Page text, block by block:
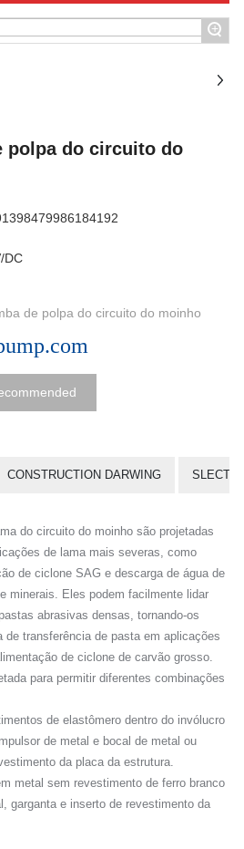
+
polpa do circuito do
DC
de polpa do circuito do moinho
CONSTRUCTION DARWING
do circuito do moinho são projetadas
de lama mais severas, como
de ciclone SAG e descarga de água de
minerais. Eles podem facilmente lidar
abrasivas densas, tornando-os
de transferência de pasta em aplicações
de ciclone de carvão grosso.
para permitir diferentes combinações
de elastômero dentro do invólucro
de metal e bocal de metal ou
da placa da estrutura.
metal sem revestimento de ferro branco
garganta e inserto de revestimento da